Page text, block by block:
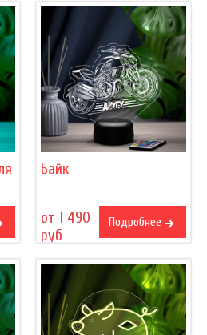
Байк
от 1 490
руб
Подробнее